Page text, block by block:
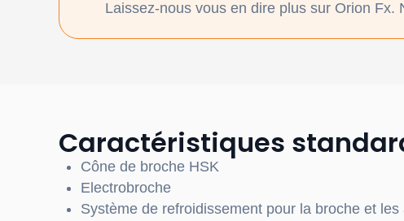
Laissez-nous vous en dire plus sur Orion Fx.
Caractéristiques
Cône de broche HSK
Electrobroche
Système de refroidissement pour la broche et les